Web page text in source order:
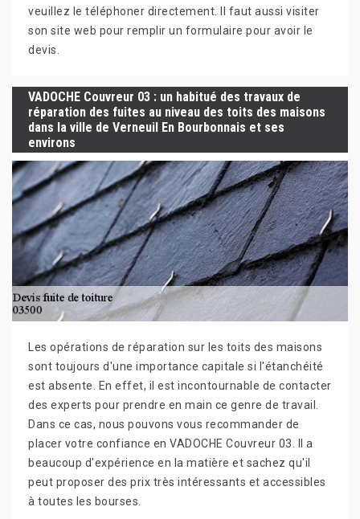
veuillez le téléphoner directement. Il faut aussi visiter
son site web pour remplir un formulaire pour avoir le
devis.
VADOCHE Couvreur 03 : un habitué des travaux de
réparation des fuites au niveau des toits des maisons
dans la ville de Verneuil En Bourbonnais et ses
environs
Les opérations de réparation sur les toits des maisons
sont toujours d'une importance capitale si l'étanchéité
est absente. En effet, il est incontournable de contacter
des experts pour prendre en main ce genre de travail.
Dans ce cas, nous pouvons vous recommander de
placer votre confiance en VADOCHE Couvreur 03. Il a
beaucoup d'expérience en la matière et sachez qu'il
peut proposer des prix très intéressants et accessibles
à toutes les bourses.